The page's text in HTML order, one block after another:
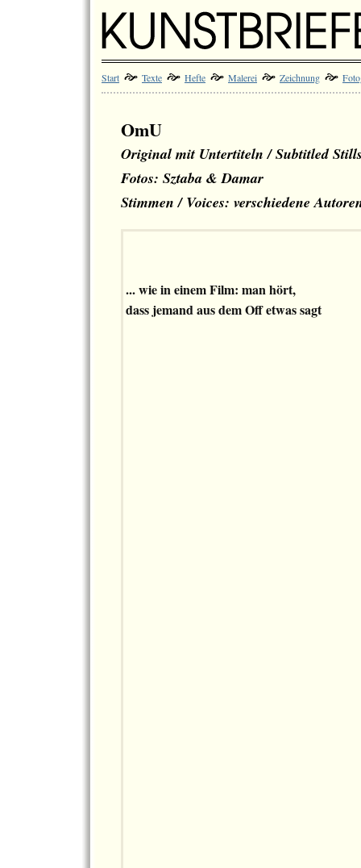
Start Texte Hefte Malerei Zeichnung
OmU
Original mit Untertiteln / Subtitled
Fotos: Sztaba & Damar
Stimmen / Voices: verschiedene
... wie in einem Film: man hört,
dass jemand aus dem Off etwas sagt